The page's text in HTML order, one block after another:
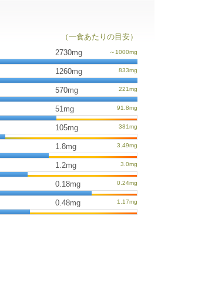
（一食あたりの目安）
2730mg
1260mg
570mg
51mg
105mg
1.8mg
1.2mg
0.18mg
0.48mg